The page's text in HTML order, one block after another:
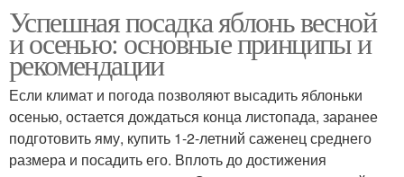
Успешная посадка яблонь весной
и осенью: основные принципы и
рекомендации
Если климат и погода позволяют высадить яблоньки
осенью, остается дождаться конца листопада, заранее
подготовить яму, купить 1-2-летний саженец среднего
размера и посадить его. Вплоть до достижения